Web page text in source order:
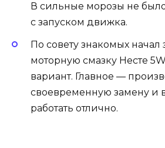
В сильные морозы не
с запуском движка.
По совету знакомых начал
моторную смазку Несте
вариант. Главное —
своевременную замену и
работать отлично.